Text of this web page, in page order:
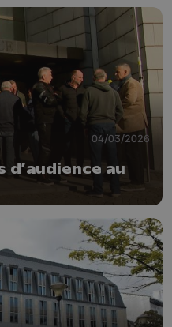
04/03/2026
d’audience au